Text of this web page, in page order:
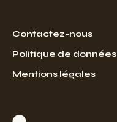
Contactez-nous
Politique de données
Mentions légales